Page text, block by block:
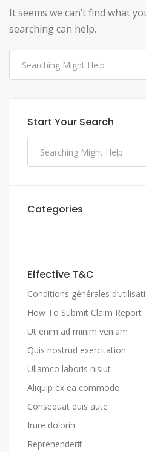
It seems we can’t find what
searching can help.
Start Your Search
Categories
Effective T&C
Conditions générales
How To Submit Claim Report
Ut enim ad minim veniam
Quis nostrud exercitation
Ullamco laboris nisiut
Aliquip ex ea commodo
Consequat duis aute
Irure dolorin
Reprehenderit